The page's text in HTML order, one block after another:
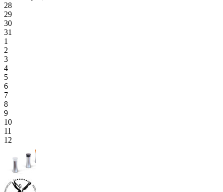
28
29
30
31
1
2
3
4
5
6
7
8
9
10
11
12